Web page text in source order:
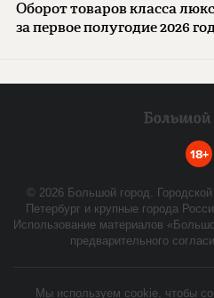
Оборот товаров класса
за первое полугодие 2026
18+
© 2026 Большой город.
Петербург и крупные города
Использование материалов
предварительного
Мы используем cookie, чтобы